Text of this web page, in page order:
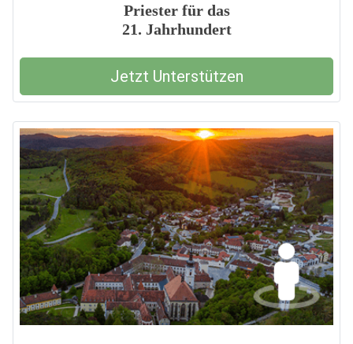
Priester für das
21. Jahrhundert
Jetzt Unterstützen